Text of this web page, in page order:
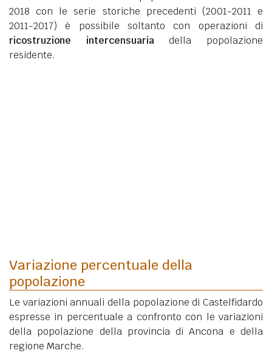
2018 con le serie storiche precedenti (2001-2011 e
2011-2017) è possibile soltanto con operazioni di
ricostruzione intercensuariadella popolazione
residente.
Variazione percentuale della
popolazione
Le variazioni annuali della popolazione di Castelfidardo
espresse in percentuale a confronto con le variazioni
della popolazione della provincia di Ancona e della
regione Marche.